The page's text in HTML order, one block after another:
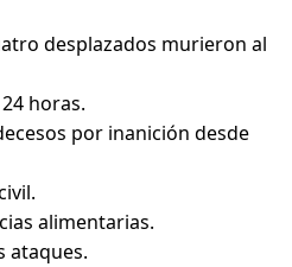
desplazados murieron al
horas.
por inanición desde
alimentarias.
ataques.